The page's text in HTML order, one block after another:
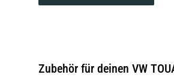
Zubehör für deinen VW